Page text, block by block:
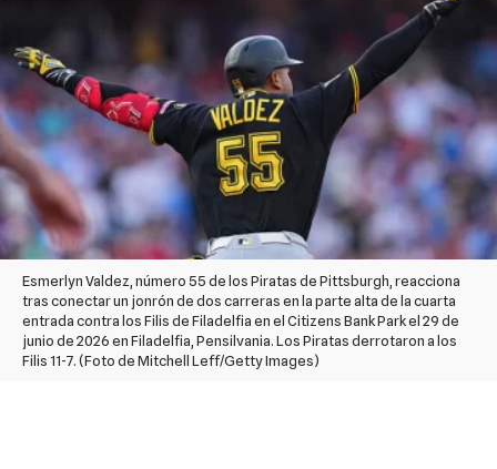
Esmerlyn Valdez, número 55 de los Piratas de Pittsburgh, reacciona
tras conectar un jonrón de dos carreras en la parte alta de la cuarta
entrada contra los Filis de Filadelfia en el Citizens Bank Park el 29 de
junio de 2026 en Filadelfia, Pensilvania. Los Piratas derrotaron a los
Filis 11-7. (Foto de Mitchell Leff/Getty Images)